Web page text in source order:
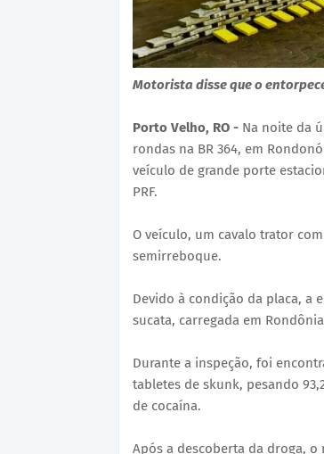
Motorista disse que o
Porto Velho, RO - Na noite da
rondas na BR 364, em
veículo de grande porte
PRF.
O veículo, um cavalo trator
semirreboque.
Devido à condição da placa, a
sucata, carregada em
Durante a inspeção, foi
tabletes de skunk, pesando
de cocaína.
Após a descoberta da droga,